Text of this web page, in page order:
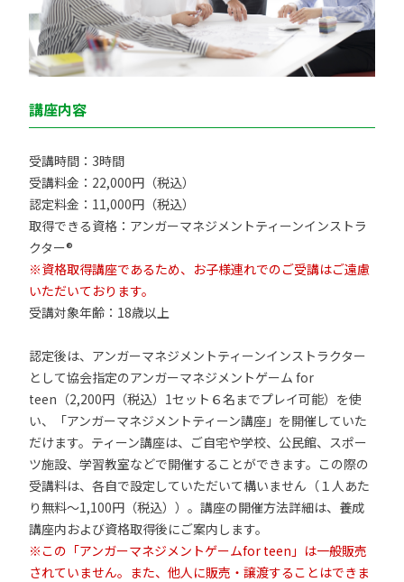
講座内容
受講時間：3時間
受講料金：22,000円（税込）
認定料金：11,000円（税込）
取得できる資格：アンガーマネジメントティーンインストラ
クター®
※資格取得講座であるため、お子様連れでのご受講はご遠慮
いただいております。
受講対象年齢：18歳以上
認定後は、アンガーマネジメントティーンインストラクター
として協会指定のアンガーマネジメントゲーム for
teen（2,200円（税込）1セット６名までプレイ可能）を使
い、「アンガーマネジメントティーン講座」を開催していた
だけます。ティーン講座は、ご自宅や学校、公民館、スポー
ツ施設、学習教室などで開催することができます。この際の
受講料は、各自で設定していただいて構いません（１人あた
り無料～1,100円（税込））。講座の開催方法詳細は、養成
講座内および資格取得後にご案内します。
※この「アンガーマネジメントゲームfor teen」は一般販売
されていません。また、他人に販売・譲渡することはできま